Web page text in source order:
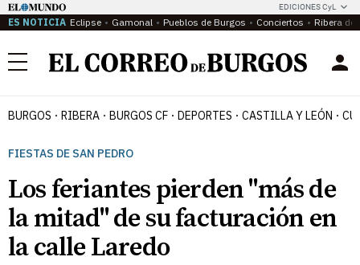
EDICIONES CyL
ES NOTICIA Eclipse Gamonal Pueblos de Burgos Conciertos Ribera del
Menú
BURGOS RIBERA BURGOS CF DEPORTES CASTILLA Y LEÓN
FIESTAS DE SAN PEDRO
Los feriantes pierden "más de
la mitad" de su facturación en
la calle Laredo